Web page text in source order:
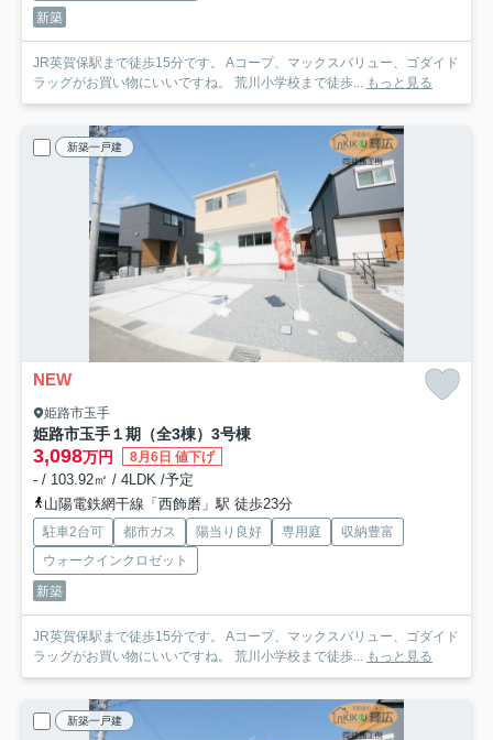
新築
JR英賀保駅まで徒歩15分です。 Aコープ、マックスバリュー、ゴダイド
ラッグがお買い物にいいですね。 荒川小学校まで徒歩...
もっと見る
新築一戸建
NEW
姫路市玉手
姫路市玉手１期（全3棟）3号棟
3,098万円 8月6日 値下げ
- / 103.92㎡ / 4LDK /予定
山陽電鉄網干線「西飾磨」駅 徒歩23分
駐車2台可 都市ガス 陽当り良好 専用庭
収納豊富
ウォークインクロゼット
新築
JR英賀保駅まで徒歩15分です。 Aコープ、マックスバリュー、ゴダイド
ラッグがお買い物にいいですね。 荒川小学校まで徒歩...
もっと見る
新築一戸建